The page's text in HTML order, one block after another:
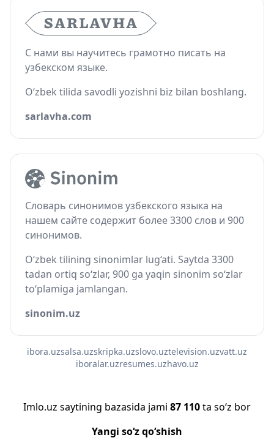
С нами вы научитесь грамотно писать на
узбекском языке.
O‘zbek tilida savodli yozishni biz bilan boshlang.
sarlavha.com
Словарь синонимов узбекского языка на
нашем сайте содержит более 3300 слов и 900
синонимов.
O‘zbek tilining sinonimlar lug‘ati. Saytda 3300
tadan ortiq so‘zlar, 900 ga yaqin sinonim so‘zlar
to‘plamiga jamlangan.
sinonim.uz
ibora.uzsalsa.uzskripka.uzslovo.uztelevision.uzvatt.uz
iboralar.uzresumes.uzhavo.uz
Imlo.uz saytining bazasida jami 87 110ta so‘z bor
Yangi so‘z qo‘shish